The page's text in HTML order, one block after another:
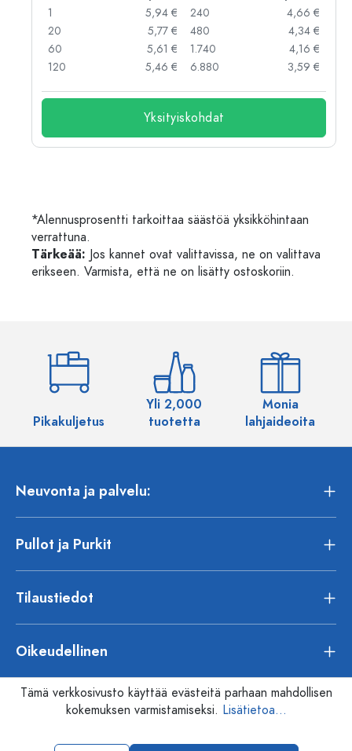
1
5,94 €
20
5,77 €
60
5,61 €
120
5,46 €
240
4,66 €
480
4,34 €
1.740
4,16 €
6.880
3,59 €
Yksityiskohdat
*Alennusprosentti tarkoittaa säästöä yksikköhintaan
verrattuna.
Tärkeää: Jos kannet ovat valittavissa, ne on valittava
erikseen. Varmista, että ne on lisätty ostoskoriin.
Pikakuljetus
Yli 2,000
tuotetta
Monia
lahjaideoita
Neuvonta ja palvelu:
Pullot ja Purkit
Tilaustiedot
Oikeudellinen
Tämä verkkosivusto käyttää evästeitä parhaan mahdollisen
kokemuksen varmistamiseksi. Lisätietoa...